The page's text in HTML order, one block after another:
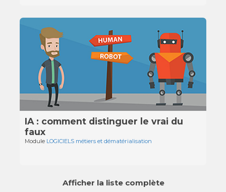
IA : comment distinguer le vrai du
faux
Module LOGICIELS métiers et dématérialisation
Afficher la liste complète